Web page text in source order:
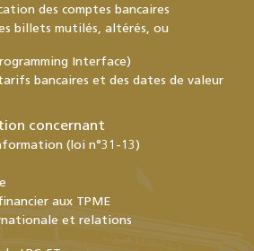
des comptes bancaires
billets mutilés, altérés, ou
Interface)
bancaires et des dates de valeur
concernant
(loi n°31-13)
aux TPME
et relations